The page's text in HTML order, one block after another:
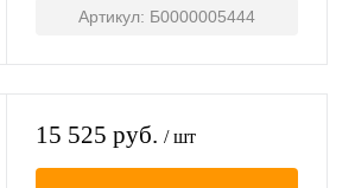
Артикул: Б0000005444
15 525 руб. / шт